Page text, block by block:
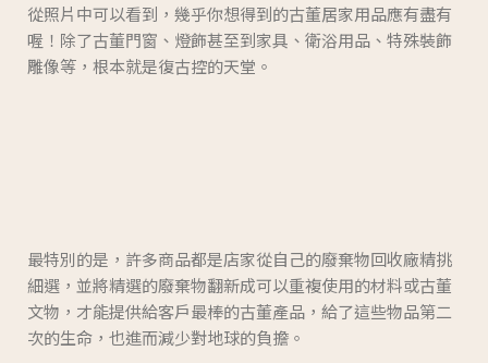
從照片中可以看到，幾乎你想得到的古董居家用品應有盡有
喔！除了古董門窗、燈飾甚至到家具、衛浴用品、特殊裝飾
雕像等，根本就是復古控的天堂。
最特別的是，許多商品都是店家從自己的廢棄物回收廠精挑
細選，並將精選的廢棄物翻新成可以重複使用的材料或古董
文物，才能提供給客戶最棒的古董產品，給了這些物品第二
次的生命，也進而減少對地球的負擔。